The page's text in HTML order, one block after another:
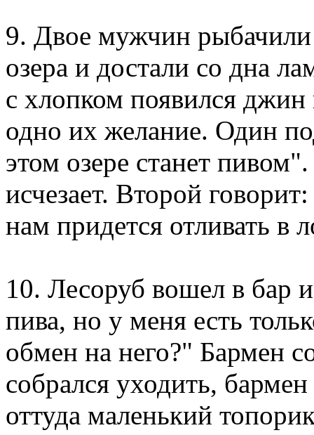
9. Двое мужчин
озера и достали со дна
с хлопком появился джин
одно их желание. Один
этом озере станет
исчезает. Второй
нам придется отливать в
10. Лесоруб вошел в бар
пива, но у меня есть
обмен на него?" Бармен
собрался уходить,
оттуда маленький